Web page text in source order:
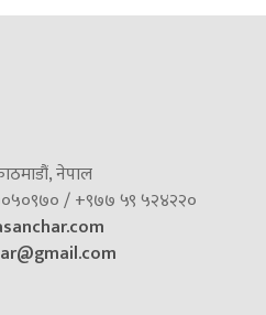
नेपाल
/ +९७७ ५९ ५२४२२०